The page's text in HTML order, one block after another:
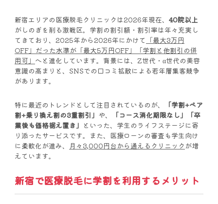
新宿エリアの医療脱毛クリニックは2026年現在、 40院以上
がしのぎを削る激戦区。学割の割引額・割引率は年々充実し
てきており、2025年から2026年にかけて 「最大3万円
OFF」だった水準が「最大5万円OFF」「学割と他割引の併
用可」 へと進化しています。背景には、Z世代・α世代の美容
意識の高まりと、SNSでの口コミ拡散による若年層集客競争
があります。
特に最近のトレンドとして注目されているのが、
「学割+ペア
割+乗り換え割の3重割引」 や、
「コース消化期限なし」「卒
業後も価格据え置き」 といった、学生のライフステージに寄
り添ったサービスです。また、医療ローンの審査も学生向け
に柔軟化が進み、
月々3,000円台から通えるクリニック が増
えています。
新宿で医療脱毛に学割を利用するメリット